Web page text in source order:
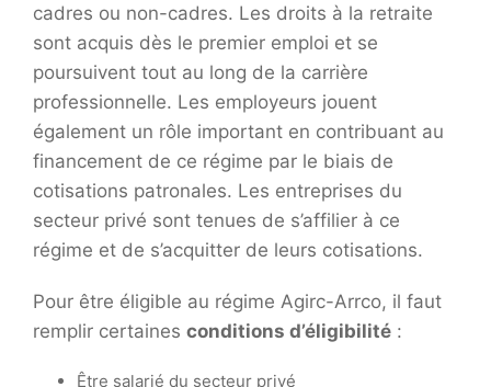
cadres ou non-cadres. Les droits à la retraite
sont acquis dès le premier emploi et se
poursuivent tout au long de la carrière
professionnelle. Les employeurs jouent
également un rôle important en contribuant au
financement de ce régime par le biais de
cotisations patronales. Les entreprises du
secteur privé sont tenues de s’affilier à ce
régime et de s’acquitter de leurs cotisations.
Pour être éligible au régime Agirc-Arrco, il faut
remplir certaines conditions d’éligibilité :
Être salarié du secteur privé